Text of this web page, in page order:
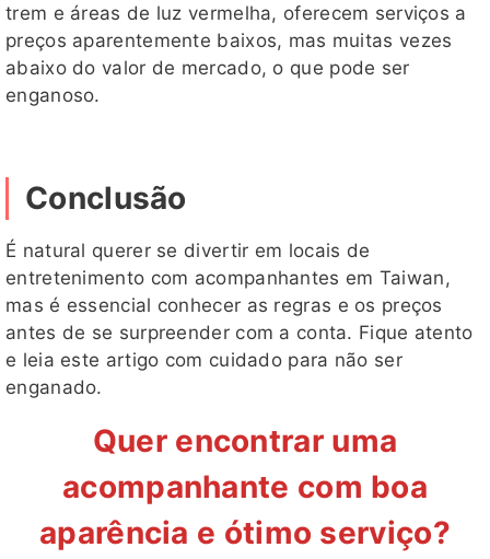
trem e áreas de luz vermelha, oferecem serviços a
preços aparentemente baixos, mas muitas vezes
abaixo do valor de mercado, o que pode ser
enganoso.
Conclusão
É natural querer se divertir em locais de
entretenimento com acompanhantes em Taiwan,
mas é essencial conhecer as regras e os preços
antes de se surpreender com a conta. Fique atento
e leia este artigo com cuidado para não ser
enganado.
Quer encontrar uma
acompanhante com boa
aparência e ótimo serviço?